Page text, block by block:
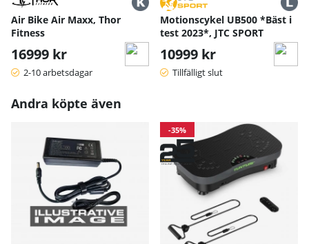
Air Bike Air Maxx, Thor
Fitness
16999 kr
2-10 arbetsdagar
Motionscykel UB500 *Bäst i
test 2023*, JTC SPORT
10999 kr
Tillfälligt slut
Andra köpte även
-35%